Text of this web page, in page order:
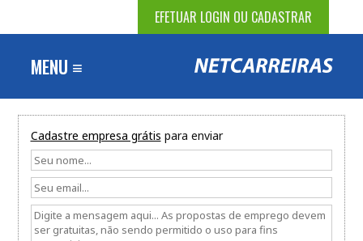
EFETUAR LOGIN OU CADASTRAR
MENU ≡
Cadastre empresa grátis para enviar